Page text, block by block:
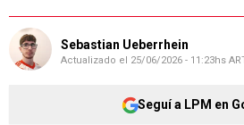
Sebastian Ueberrhein
Actualizado el 25/06/2026 - 11:23hs
Seguí a LPM en